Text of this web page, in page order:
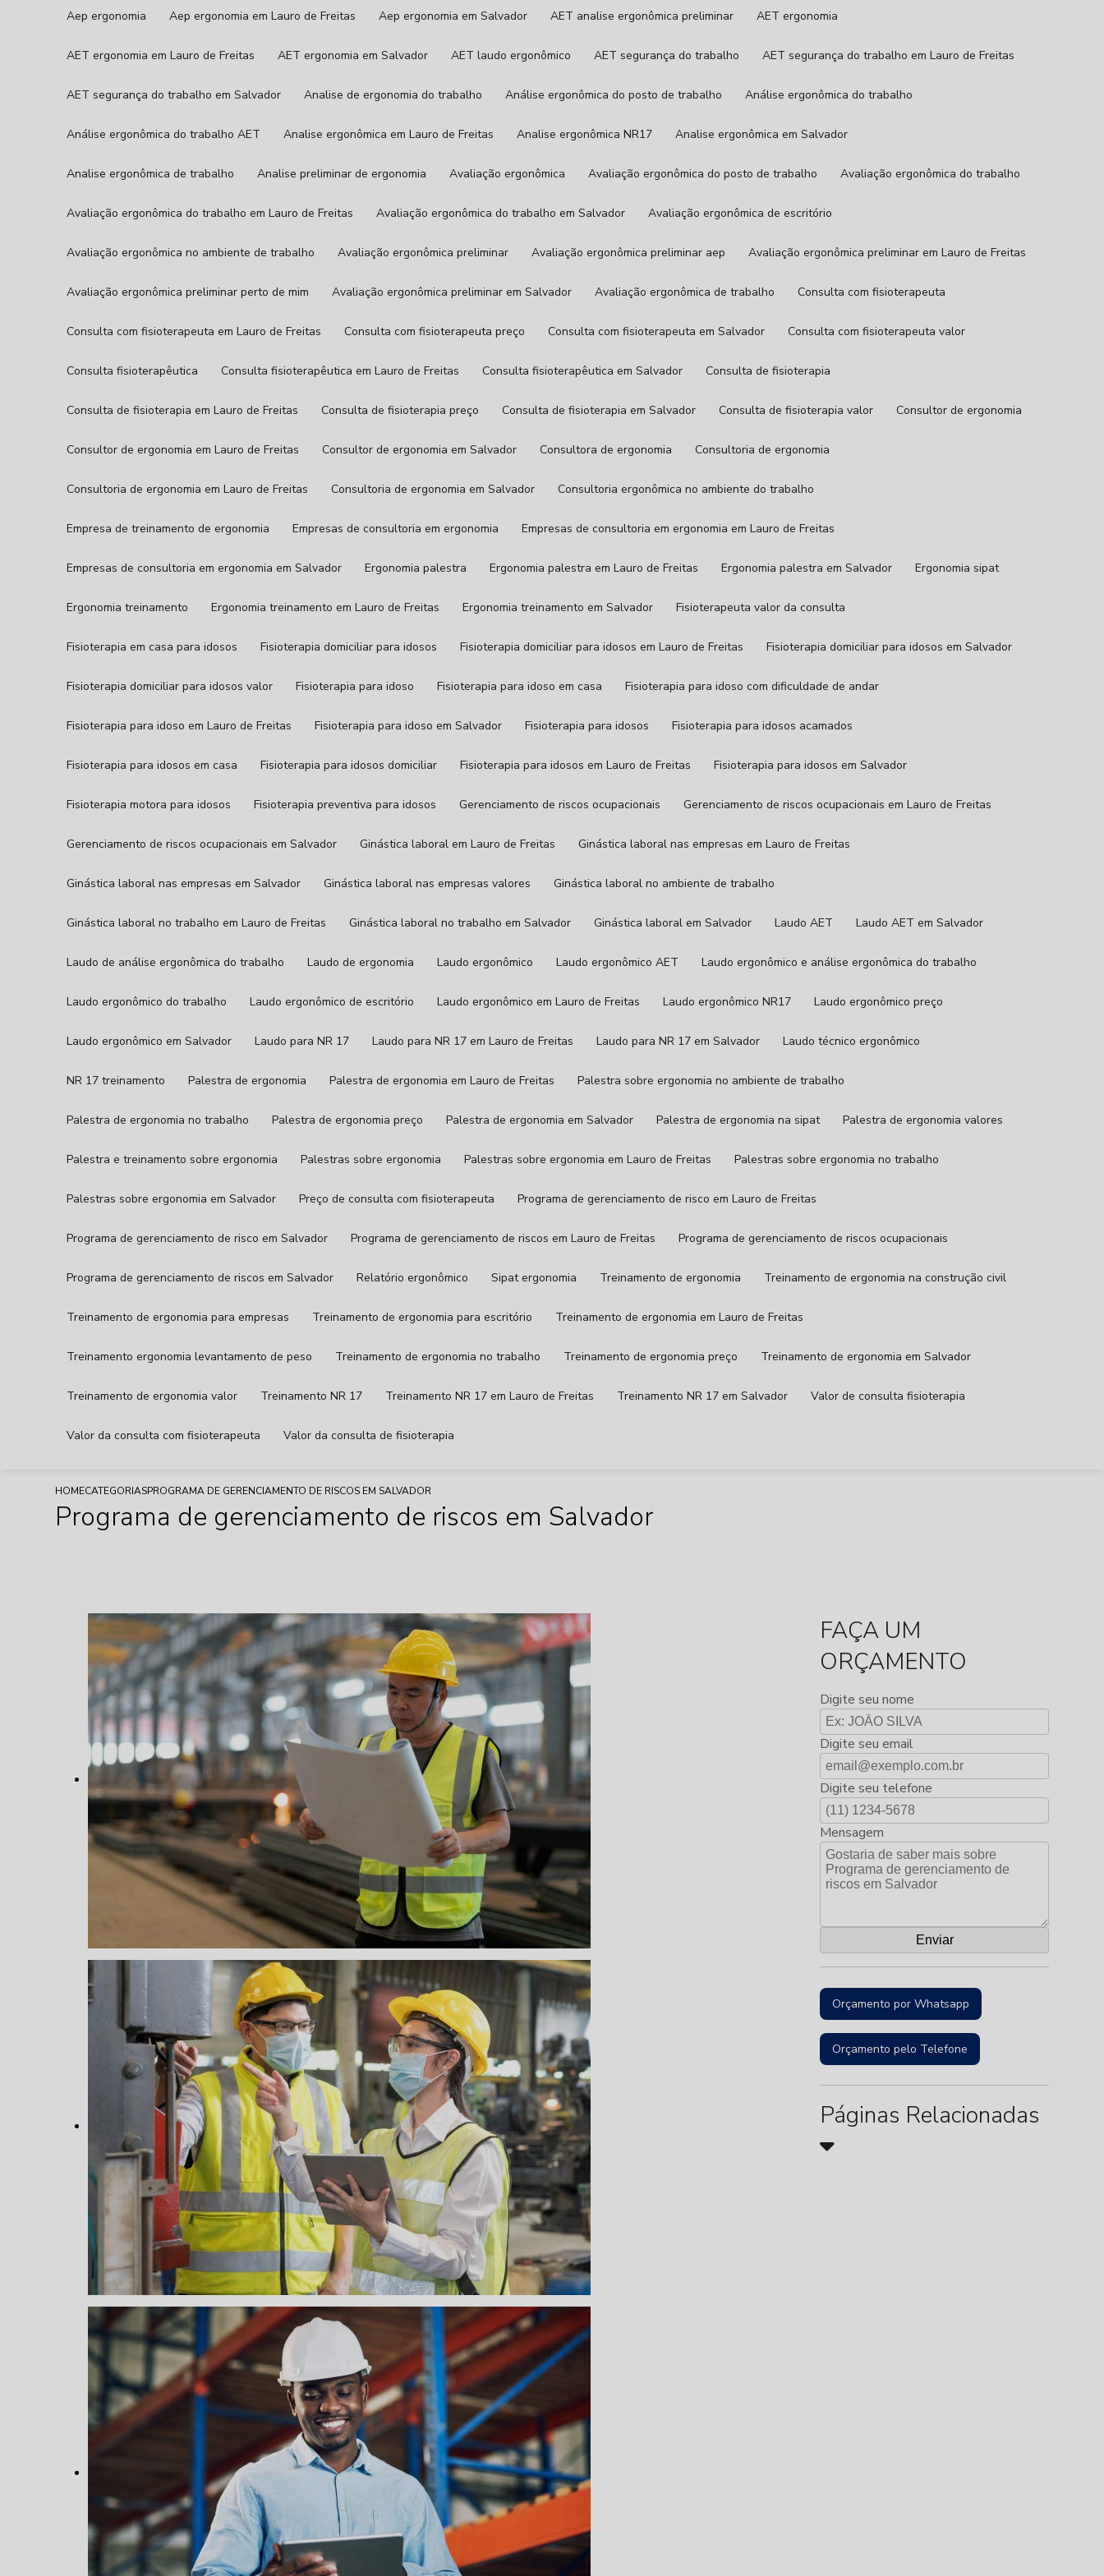
Aep ergonomia Aep ergonomia em Lauro de Freitas Aep ergonomia em Salvador AET analise ergonômica preliminar AET ergonomia
AET ergonomia em Lauro de Freitas AET ergonomia em Salvador AET laudo ergonômico AET segurança do trabalho AET segurança do trabalho em Lauro de Freitas
AET segurança do trabalho em Salvador Analise de ergonomia do trabalho Análise ergonômica do posto de trabalho Análise ergonômica do trabalho
Análise ergonômica do trabalho AET Analise ergonômica em Lauro de Freitas Analise ergonômica NR17 Analise ergonômica em Salvador
Analise ergonômica de trabalho Analise preliminar de ergonomia Avaliação ergonômica Avaliação ergonômica do posto de trabalho Avaliação ergonômica do trabalho
Avaliação ergonômica do trabalho em Lauro de Freitas Avaliação ergonômica do trabalho em Salvador Avaliação ergonômica de escritório
Avaliação ergonômica no ambiente de trabalho Avaliação ergonômica preliminar Avaliação ergonômica preliminar aep Avaliação ergonômica preliminar em Lauro de Freitas
Avaliação ergonômica preliminar perto de mim Avaliação ergonômica preliminar em Salvador Avaliação ergonômica de trabalho Consulta com fisioterapeuta
Consulta com fisioterapeuta em Lauro de Freitas Consulta com fisioterapeuta preço Consulta com fisioterapeuta em Salvador Consulta com fisioterapeuta valor
Consulta fisioterapêutica Consulta fisioterapêutica em Lauro de Freitas Consulta fisioterapêutica em Salvador Consulta de fisioterapia
Consulta de fisioterapia em Lauro de Freitas Consulta de fisioterapia preço Consulta de fisioterapia em Salvador Consulta de fisioterapia valor Consultor de ergonomia
Consultor de ergonomia em Lauro de Freitas Consultor de ergonomia em Salvador Consultora de ergonomia Consultoria de ergonomia
Consultoria de ergonomia em Lauro de Freitas Consultoria de ergonomia em Salvador Consultoria ergonômica no ambiente do trabalho
Empresa de treinamento de ergonomia Empresas de consultoria em ergonomia Empresas de consultoria em ergonomia em Lauro de Freitas
Empresas de consultoria em ergonomia em Salvador Ergonomia palestra Ergonomia palestra em Lauro de Freitas Ergonomia palestra em Salvador Ergonomia sipat
Ergonomia treinamento Ergonomia treinamento em Lauro de Freitas Ergonomia treinamento em Salvador Fisioterapeuta valor da consulta
Fisioterapia em casa para idosos Fisioterapia domiciliar para idosos Fisioterapia domiciliar para idosos em Lauro de Freitas Fisioterapia domiciliar para idosos em Salvador
Fisioterapia domiciliar para idosos valor Fisioterapia para idoso Fisioterapia para idoso em casa Fisioterapia para idoso com dificuldade de andar
Fisioterapia para idoso em Lauro de Freitas Fisioterapia para idoso em Salvador Fisioterapia para idosos Fisioterapia para idosos acamados
Fisioterapia para idosos em casa Fisioterapia para idosos domiciliar Fisioterapia para idosos em Lauro de Freitas Fisioterapia para idosos em Salvador
Fisioterapia motora para idosos Fisioterapia preventiva para idosos Gerenciamento de riscos ocupacionais Gerenciamento de riscos ocupacionais em Lauro de Freitas
Gerenciamento de riscos ocupacionais em Salvador Ginástica laboral em Lauro de Freitas Ginástica laboral nas empresas em Lauro de Freitas
Ginástica laboral nas empresas em Salvador Ginástica laboral nas empresas valores Ginástica laboral no ambiente de trabalho
Ginástica laboral no trabalho em Lauro de Freitas Ginástica laboral no trabalho em Salvador Ginástica laboral em Salvador Laudo AET Laudo AET em Salvador
Laudo de análise ergonômica do trabalho Laudo de ergonomia Laudo ergonômico Laudo ergonômico AET Laudo ergonômico e análise ergonômica do trabalho
Laudo ergonômico do trabalho Laudo ergonômico de escritório Laudo ergonômico em Lauro de Freitas Laudo ergonômico NR17 Laudo ergonômico preço
Laudo ergonômico em Salvador Laudo para NR 17 Laudo para NR 17 em Lauro de Freitas Laudo para NR 17 em Salvador Laudo técnico ergonômico
NR 17 treinamento Palestra de ergonomia Palestra de ergonomia em Lauro de Freitas Palestra sobre ergonomia no ambiente de trabalho
Palestra de ergonomia no trabalho Palestra de ergonomia preço Palestra de ergonomia em Salvador Palestra de ergonomia na sipat Palestra de ergonomia valores
Palestra e treinamento sobre ergonomia Palestras sobre ergonomia Palestras sobre ergonomia em Lauro de Freitas Palestras sobre ergonomia no trabalho
Palestras sobre ergonomia em Salvador Preço de consulta com fisioterapeuta Programa de gerenciamento de risco em Lauro de Freitas
Programa de gerenciamento de risco em Salvador Programa de gerenciamento de riscos em Lauro de Freitas Programa de gerenciamento de riscos ocupacionais
Programa de gerenciamento de riscos em Salvador Relatório ergonômico Sipat ergonomia Treinamento de ergonomia Treinamento de ergonomia na construção civil
Treinamento de ergonomia para empresas Treinamento de ergonomia para escritório Treinamento de ergonomia em Lauro de Freitas
Treinamento ergonomia levantamento de peso Treinamento de ergonomia no trabalho Treinamento de ergonomia preço Treinamento de ergonomia em Salvador
Treinamento de ergonomia valor Treinamento NR 17 Treinamento NR 17 em Lauro de Freitas Treinamento NR 17 em Salvador Valor de consulta fisioterapia
Valor da consulta com fisioterapeuta Valor da consulta de fisioterapia
HOMECATEGORIASPROGRAMA DE GERENCIAMENTO DE RISCOS EM SALVADOR
Programa de gerenciamento de riscos em Salvador
FAÇA UM
ORÇAMENTO
Digite seu nome
Digite seu email
Digite seu telefone
Mensagem
Orçamento por Whatsapp
Orçamento pelo Telefone
Páginas Relacionadas